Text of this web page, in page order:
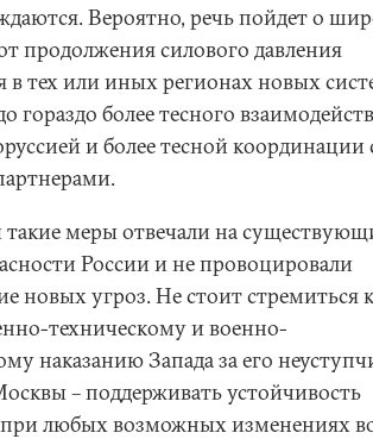
Вероятно, речь пойдет о
продолжения силового давления
в тех или иных регионах новых
гораздо более тесного
и более тесной координации
меры отвечали на
России и не провоцировали
новых угроз. Не стоит стремиться к
техническому и военно-
наказанию Запада за его
– поддерживать устойчивость
любых возможных изменениях